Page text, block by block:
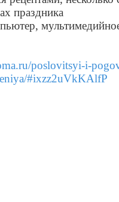
праздника
.ru/poslovitsyi-i-
/#ixzz2uVkKAlfP